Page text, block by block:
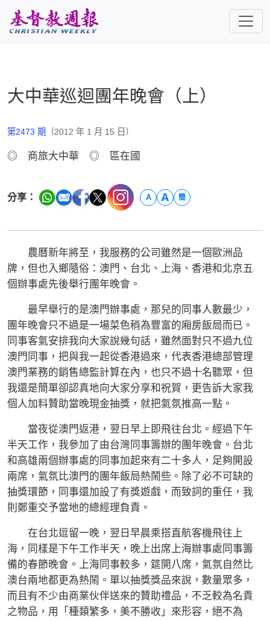
大中華巡迴團年晚會（上）
第2473 期 （2012 年 1 月 15 日）
◎ 商旅大中華 ◎ 區在國
分享： A A 簡
農曆新年將至，我服務的公司雖然是一個歐洲品
牌，但也入鄉隨俗：澳門、台北、上海、香港和北京五
個辦事處先後舉行團年晚會。
最早舉行的是澳門辦事處，那兒的同事人數最少，
團年晚會只不過是一場菜色稍為豐富的廂房飯局而已。
同事客氣安排我向大家說幾句話，雖然面對只不過九位
澳門同事，把與我一起從香港過來，代表香港總部管理
澳門業務的銷售總監計算在內，也只不過十名聽眾，但
我還是簡單卻認真地向大家分享和祝賀，更告訴大家我
個人加料贊助當晚現金抽獎，就把氣氛推高一點。
當夜從澳門返港，翌日早上即飛往台北。經過下午
半天工作，我參加了由台灣同事籌辦的團年晚會。台北
和高雄兩個辦事處的同事加起來有二十多人，足夠開設
兩席，氣氛比澳門的團年飯局熱鬧些。除了必不可缺的
抽獎環節，同事還加設了有獎遊戲，而致詞的重任，我
則鄭重交予當地的總經理負責。
在台北逗留一晚，翌日早晨乘搭直航客機飛往上
海，同樣是下午工作半天，晚上出席上海辦事處同事籌
備的春節晚會。上海同事較多，筵開八席，氣氛自然比
澳台兩地都更為熱鬧。單以抽獎獎品來說，數量眾多，
而且有不少由商業伙伴送來的贊助禮品，不乏較為名貴
之物品，用「種類繁多，美不勝收」來形容，絕不為